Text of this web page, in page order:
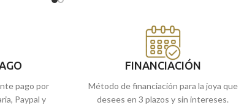
pago por
Paypal y
FINANCIACIÓN
Método de financiación para la joya que
desees en 3 plazos y sin intereses.